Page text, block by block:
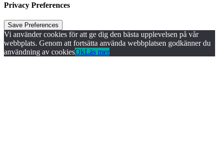
Privacy Preferences
Vi använder cookies för att ge dig den bästa upplevelsen på vår
webbplats. Genom att fortsätta använda webbplatsen godkänner du
användning av cookiesOkLäs mer